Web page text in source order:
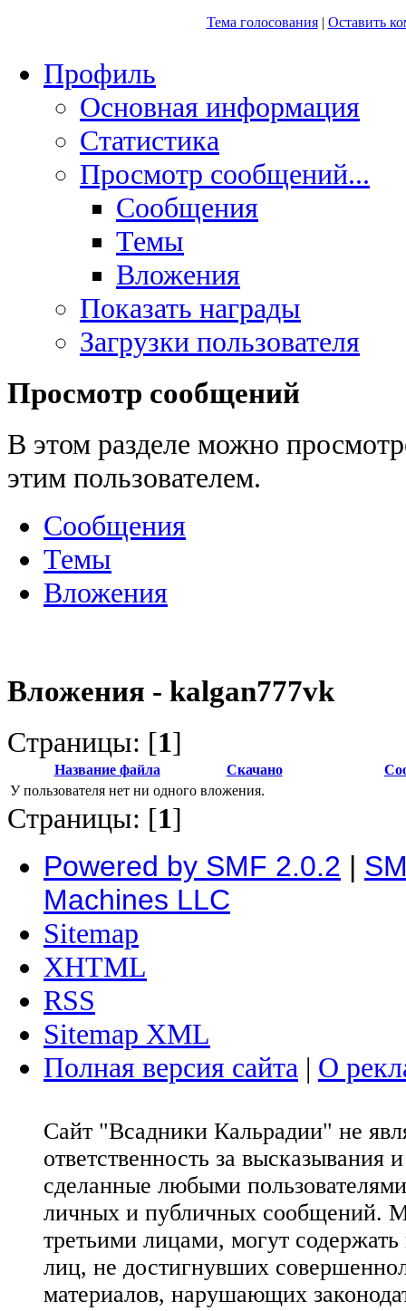
Тема голосования| Оставить
Профиль
Основная информация
Статистика
Просмотр сообщений...
Сообщения
Темы
Вложения
Показать награды
Загрузки пользователя
Просмотр сообщений
В этом разделе можно
этим пользователем.
Сообщения
Темы
Вложения
Вложения - kalgan777vk
Страницы: [1]
Название файла Скачано
У пользователя нет ни одного вложения.
Страницы: [1]
Powered by SMF 2.0.2 |
Machines LLC
Sitemap
XHTML
RSS
Sitemap XML
Полная версия сайта | О
Сайт "Всадники Кальрадии" не
ответственность за
сделанные любыми
личных и публичных сообщений.
третьими лицами, могут
лиц, не достигнувших
материалов, нарушающих